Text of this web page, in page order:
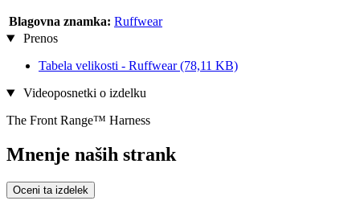
Blagovna znamka: Ruffwear
Prenos
Tabela velikosti - Ruffwear(78,11 KB)
Videoposnetki o izdelku
The Front Range™ Harness
Mnenje naših strank
Oceni ta izdelek